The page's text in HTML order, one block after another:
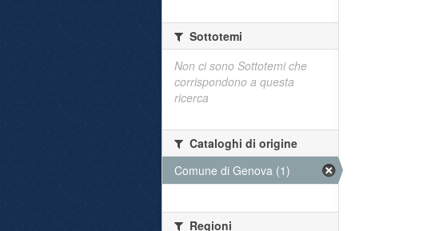
Sottotemi
Non ci sono Sottotemi che
corrispondono a questa
ricerca
Cataloghi di origine
Comune di Genova (1)
Regioni